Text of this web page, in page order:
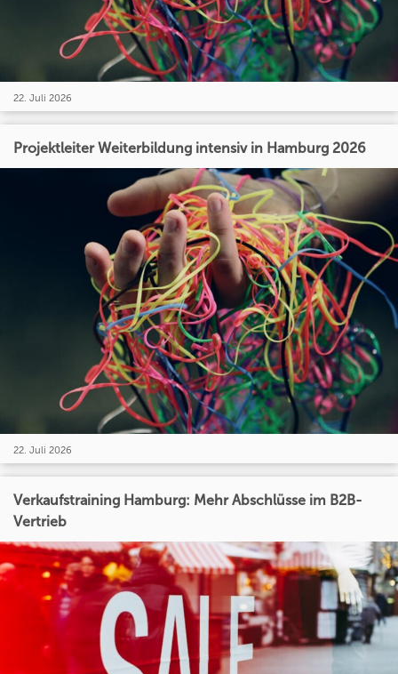
22. Juli 2026
Projektleiter Weiterbildung intensiv in Hamburg 2026
22. Juli 2026
Verkaufstraining Hamburg: Mehr Abschlüsse im B2B-
Vertrieb